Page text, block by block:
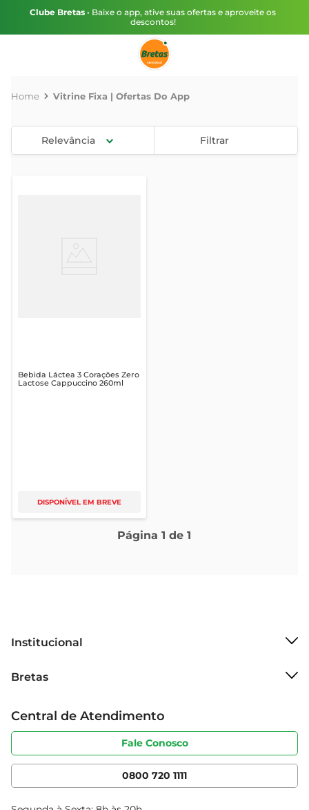
Clube Bretas • Baixe o app, ative suas ofertas e aproveite os
descontos!
Vitrine Fixa | Ofertas Do App
Relevância Filtrar
Bebida Láctea 3 Corações Zero
Lactose Cappuccino 260ml
DISPONÍVEL EM BREVE
Página1 de1
Institucional
Grupo Cencosud
Sobre privacidade
Portal do fornecedor
Cencosud Media
Bretas
Produtos Bretas
Código de ética
Serviços
Clube Bretas
Blog Bretas
Central de Atendimento
Fale Conosco
0800 720 1111